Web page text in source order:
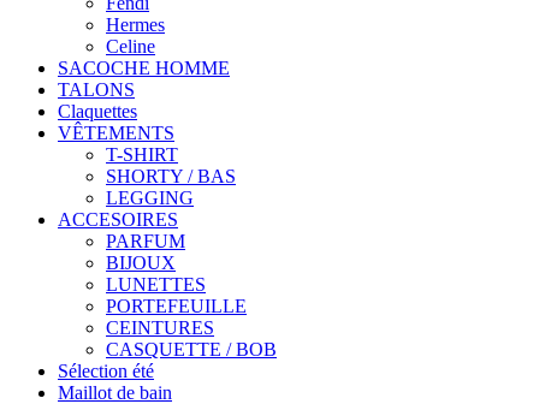
Hermes
Celine
SACOCHE HOMME
TALONS
Claquettes
VÊTEMENTS
T-SHIRT
SHORTY / BAS
LEGGING
ACCESOIRES
PARFUM
BIJOUX
LUNETTES
PORTEFEUILLE
CEINTURES
CASQUETTE / BOB
Sélection été
Maillot de bain